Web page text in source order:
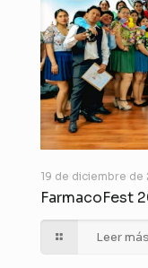
19 de diciembre de
FarmacoFest
Leer más